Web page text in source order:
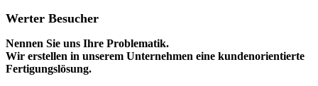
Werter Besucher
Nennen Sie uns Ihre Problematik.
Wir erstellen in unserem Unternehmen eine kundenorientierte
Fertigungslösung.